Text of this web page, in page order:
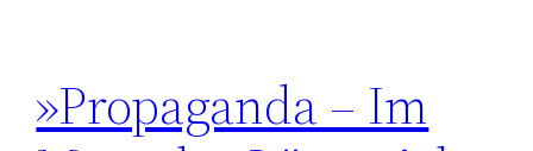
»Propaganda – Im